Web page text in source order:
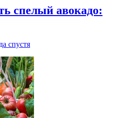
спелый авокадо:
спустя